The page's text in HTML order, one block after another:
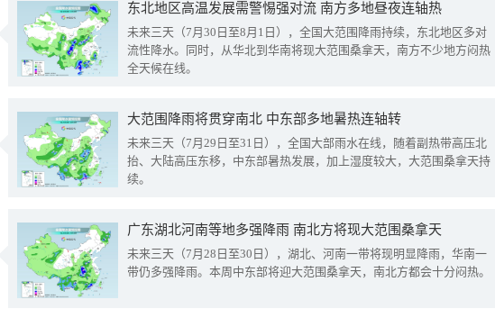
东北地区高温发展需警惕强对流 南方多地昼夜连轴热
未来三天（7月30日至8月1日），全国大范围降雨持续，东北地区多对
流性降水。同时，从华北到华南将现大范围桑拿天，南方不少地方闷热
全天候在线。
大范围降雨将贯穿南北 中东部多地暑热连轴转
未来三天（7月29日至31日），全国大部雨水在线，随着副热带高压北
抬、大陆高压东移，中东部暑热发展，加上湿度较大，大范围桑拿天持
续。
广东湖北河南等地多强降雨 南北方将现大范围桑拿天
未来三天（7月28日至30日），湖北、河南一带将现明显降雨，华南一
带仍多强降雨。本周中东部将迎大范围桑拿天，南北方都会十分闷热。